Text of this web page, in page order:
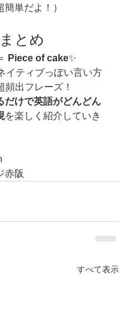
簡単だよ！）
とめ
Piece of cake✨
イティブっぽい言い方
頻出フレーズ！
だけで英語がどんどん
を楽しく紹介していき
赤阪
すべて表示